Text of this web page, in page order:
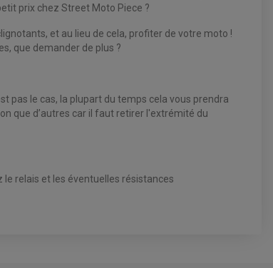
prix chez Street Moto Piece ?
et au lieu de cela, profiter de votre moto !
que demander de plus ?
pas le cas, la plupart du temps cela vous prendra
que d’autres car il faut retirer l'extrémité du
relais et les éventuelles résistances